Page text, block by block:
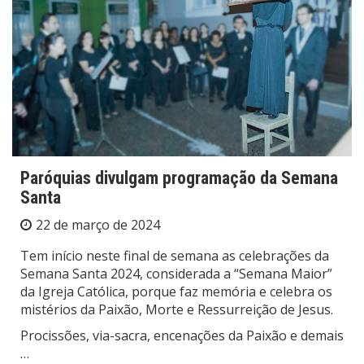
Paróquias divulgam programação da Semana
Santa
22 de março de 2024
Tem início neste final de semana as celebrações da
Semana Santa 2024, considerada a “Semana Maior”
da Igreja Católica, porque faz memória e celebra os
mistérios da Paixão, Morte e Ressurreição de Jesus.
Procissões, via-sacra, encenações da Paixão e demais
…